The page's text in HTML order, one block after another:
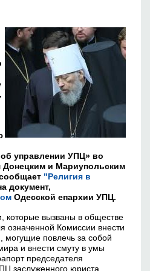
управлении УПЦ» во
Донецким и Мариупольским
"Религия в
документ,
Одесской епархии УПЦ.
которые вызваны в обществе
означенной Комиссии внести
могущие повлечь за собой
и внести смуту в умы
председателя
заслуженного юриста